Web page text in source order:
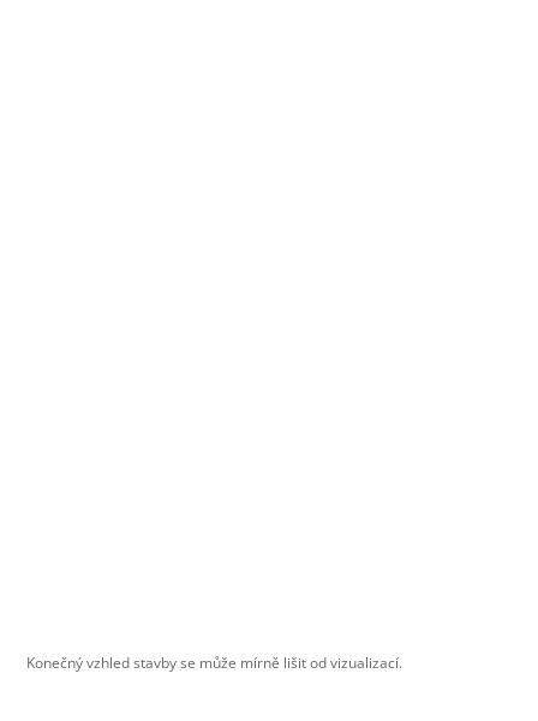
Konečný vzhled stavby se může mírně lišit od vizualizací.